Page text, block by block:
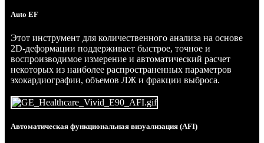
Auto EF
Этот инструмент для количественного анализа на основе
2D-деформации поддерживает быстрое, точное и
воспроизводимое измерение и автоматический расчет
некоторых из наиболее распространенных параметров
эхокардиографии, объемов ЛЖ и фракции выброса.
Автоматическая функциональная визуализация (AFI)